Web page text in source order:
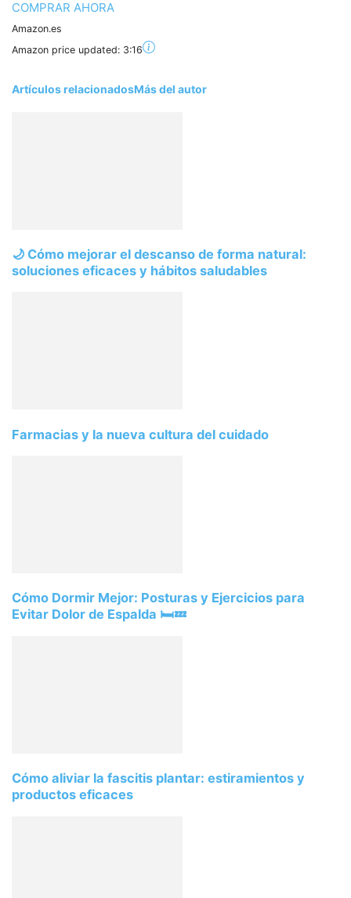
COMPRAR AHORA
Amazon.es
Amazon price updated: 3:16
Artículos relacionadosMás del autor
🌙 Cómo mejorar el descanso de forma natural:
soluciones eficaces y hábitos saludables
Farmacias y la nueva cultura del cuidado
Cómo Dormir Mejor: Posturas y Ejercicios para
Evitar Dolor de Espalda 🛏️💤
Cómo aliviar la fascitis plantar: estiramientos y
productos eficaces